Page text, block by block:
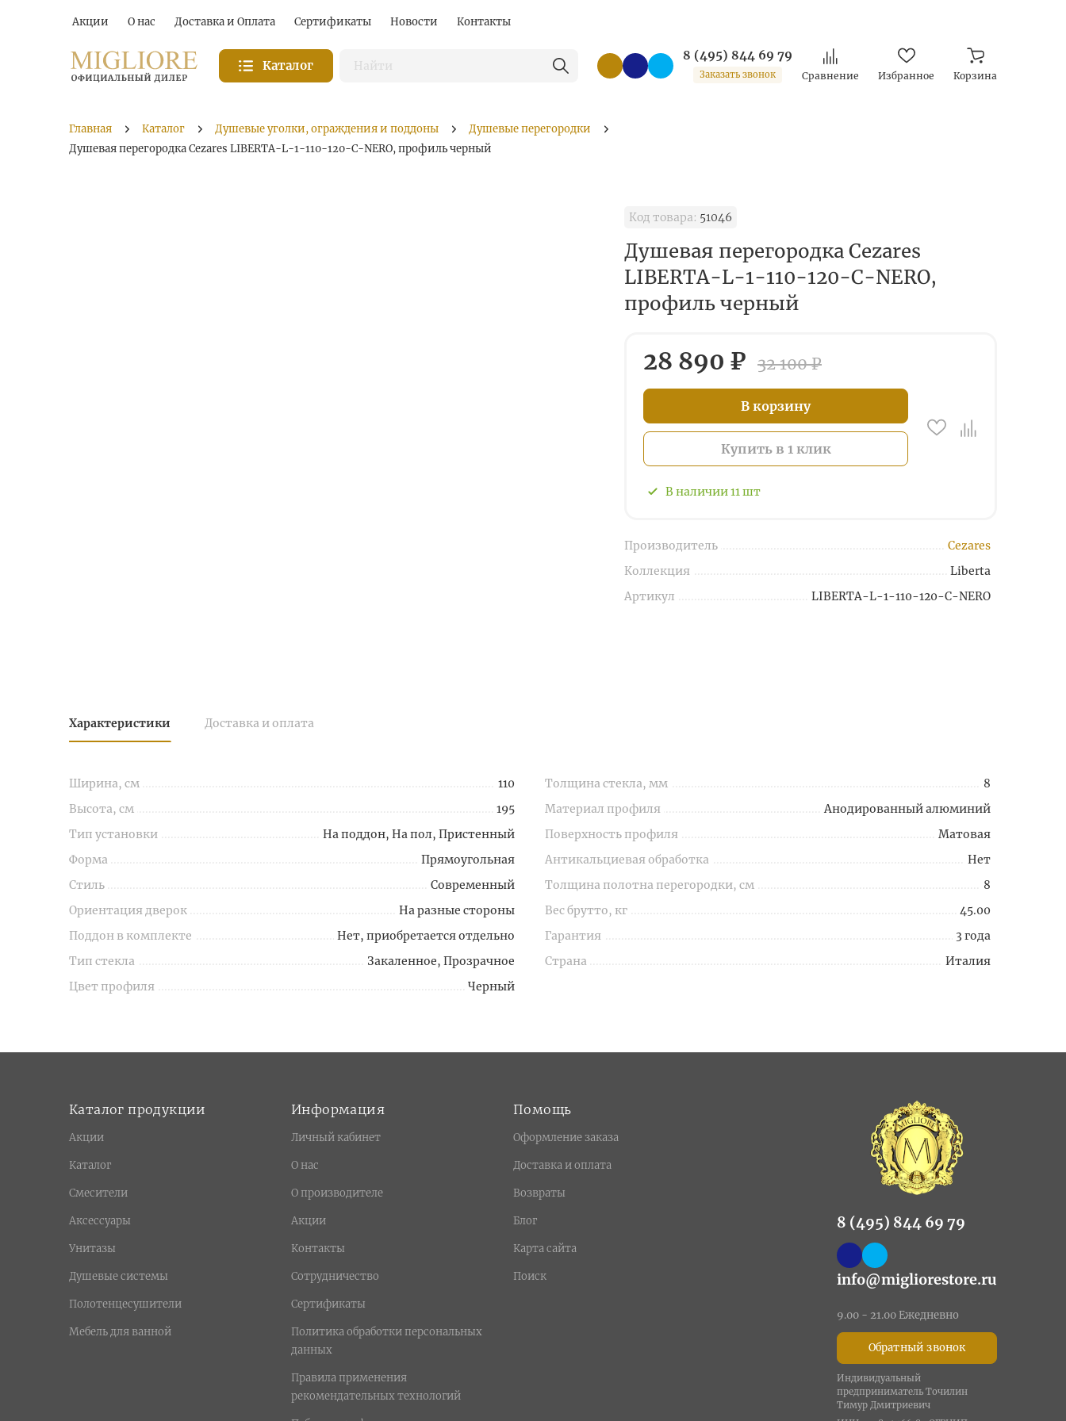
Акции О нас Доставка и Оплата Сертификаты Новости Контакты
Каталог
8 (495) 844 69 79
Заказать звонок Сравнение Избранное Корзина
Главная Каталог Душевые уголки, ограждения и поддоны
Душевые перегородки
Душевая перегородка Cezares LIBERTA-L-1-110-120-C-NERO, профиль черный
Код товара: 51046
Душевая перегородка Cezares
LIBERTA-L-1-110-120-C-NERO,
профиль черный
28 890 ₽ 32 100 ₽
В корзину
Купить в 1 клик
В наличии11шт
Производитель
Cezares
Коллекция
Liberta
Артикул
LIBERTA-L-1-110-120-C-NERO
Характеристики Доставка и оплата
Ширина, см
110
Высота, см
195
Тип установки
На поддон, На пол, Пристенный
Форма
Прямоугольная
Стиль
Современный
Ориентация дверок
На разные стороны
Поддон в комплекте
Нет, приобретается отдельно
Тип стекла
Закаленное, Прозрачное
Цвет профиля
Черный
Толщина стекла, мм
8
Материал профиля
Анодированный алюминий
Поверхность профиля
Матовая
Антикальциевая обработка
Нет
Толщина полотна перегородки, см
8
Вес брутто, кг
45.00
Гарантия
3 года
Страна
Италия
Каталог продукции
Акции
Каталог
Смесители
Аксессуары
Унитазы
Душевые системы
Полотенцесушители
Мебель для ванной
Информация
Личный кабинет
О нас
О производителе
Акции
Контакты
Сотрудничество
Сертификаты
Политика обработки персональных
данных
Правила применения
рекомендательных технологий
Помощь
Оформление заказа
Доставка и оплата
Возвраты
Блог
Карта сайта
Поиск
8 (495) 844 69 79
info@migliorestore.ru
9.00 - 21.00 Ежедневно
Обратный звонок
Индивидуальный
предприниматель Точилин
Тимур Дмитриевич